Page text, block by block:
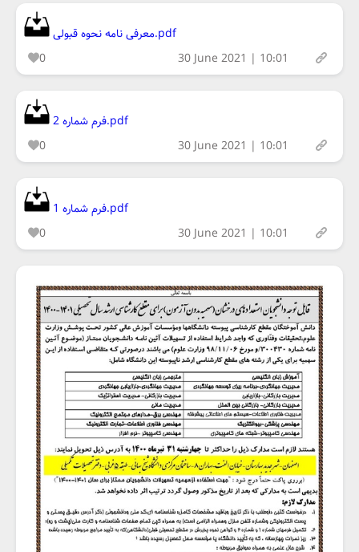
معرفی نامه نحوه قبولی.pdf
0
30 June 2021 | 10:01
فرم شماره 2.pdf
0
30 June 2021 | 10:01
فرم شماره 1.pdf
0
30 June 2021 | 10:01